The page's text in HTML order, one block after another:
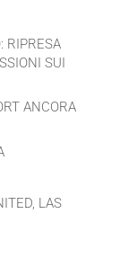
RIPRESA
SUI
ANCORA
LAS